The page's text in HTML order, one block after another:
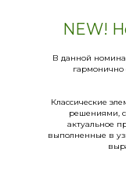
NEW!
В данной
гармонично
Классические
решениями,
актуальное
выполненные в